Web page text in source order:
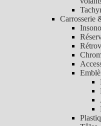
Carrosserie